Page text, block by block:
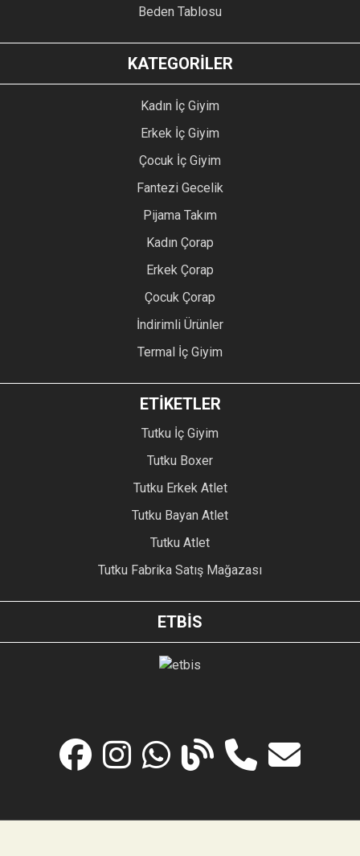
Beden Tablosu
KATEGORİLER
Kadın İç Giyim
Erkek İç Giyim
Çocuk İç Giyim
Fantezi Gecelik
Pijama Takım
Kadın Çorap
Erkek Çorap
Çocuk Çorap
İndirimli Ürünler
Termal İç Giyim
ETİKETLER
Tutku İç Giyim
Tutku Boxer
Tutku Erkek Atlet
Tutku Bayan Atlet
Tutku Atlet
Tutku Fabrika Satış Mağazası
ETBİS